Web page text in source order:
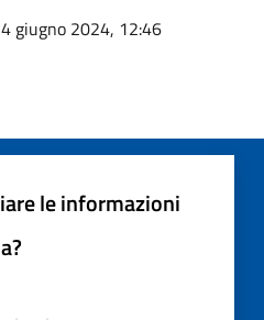
giugno 2024, 12:46
le informazioni